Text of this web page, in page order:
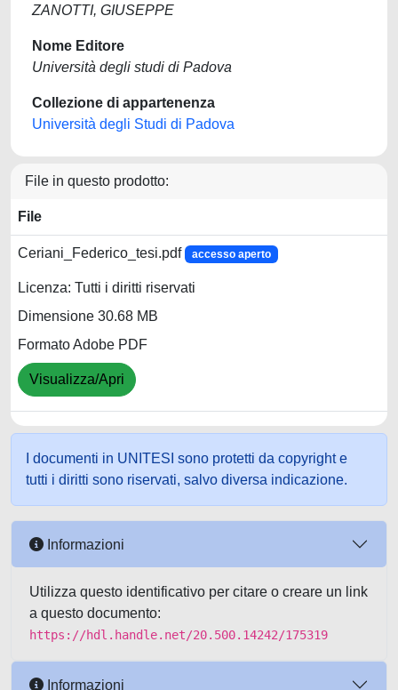
ZANOTTI, GIUSEPPE
Nome Editore
Università degli studi di Padova
Collezione di appartenenza
Università degli Studi di Padova
File in questo prodotto:
File
Ceriani_Federico_tesi.pdf accesso aperto
Licenza: Tutti i diritti riservati
Dimensione 30.68 MB
Formato Adobe PDF
Visualizza/Apri
I documenti in UNITESI sono protetti da copyright e
tutti i diritti sono riservati, salvo diversa indicazione.
Informazioni
Utilizza questo identificativo per citare o creare un link
a questo documento:
https://hdl.handle.net/20.500.14242/175319
Informazioni